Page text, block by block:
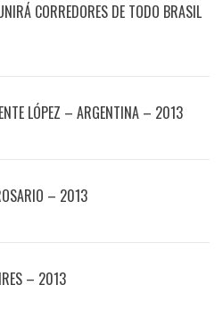
CORREDORES DE TODO BRASIL
LÓPEZ – ARGENTINA – 2013
– 2013
– 2013